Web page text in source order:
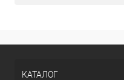
КАТАЛОГ